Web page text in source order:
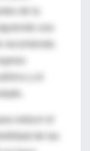
una
reducir el